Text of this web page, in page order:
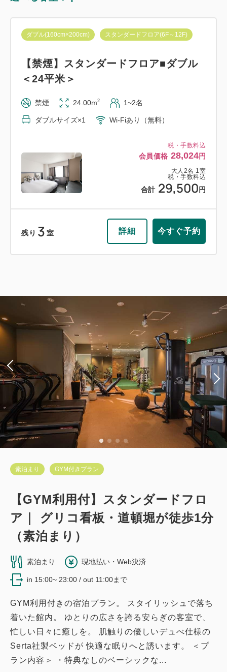
税・手数料込
会員価格 28,024円
大人 2名 1室
税・手数料込
合計 29,500 円
ダブル(160cm×200cm) スタンダードフロア(6F～12F)
【禁煙】スタンダードフロア■ダブル
＜24平米＞
禁煙 24.00m2 1~2名
ダブルサイズ×1 Wi-Fiあり（無料）
残り 3 室 詳細 今すぐ予約
素泊まり GYM付きプラン
【GYM利用付】スタンダードフロ
ア｜ グリコ看板・道頓堀が徒歩1分
（素泊まり）
素泊まり 現地払い・Web決済
in 15:00~ 23:00 / out 11:00まで
GYM利用付きの宿泊プラン。 スタイリッシュで落ち
着いた館内。 ゆとりの広さを誇る安らぎの客室で、
忙しい日々に癒しを。 肌触りの優しいデュべ仕様の
Serta社製ベッドが 快適な眠りへと誘います。 ＜プ
ラン内容＞ ・特典なしのベーシックな...